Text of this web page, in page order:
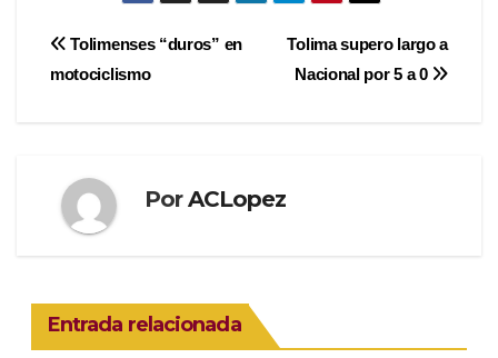
Navegación
Tolima supero largo a
Nacional por 5 a 0
Tolimenses “duros” en
motociclismo
PorACLopez
Entrada relacionada